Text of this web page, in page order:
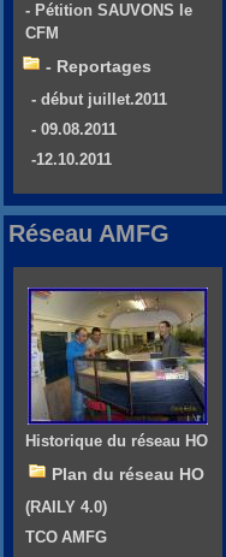
- Pétition SAUVONS le
CFM
- Reportages
- début juillet.2011
- 09.08.2011
-12.10.2011
Réseau AMFG
Historique du réseau HO
Plan du réseau HO
(RAILY 4.0)
TCO AMFG